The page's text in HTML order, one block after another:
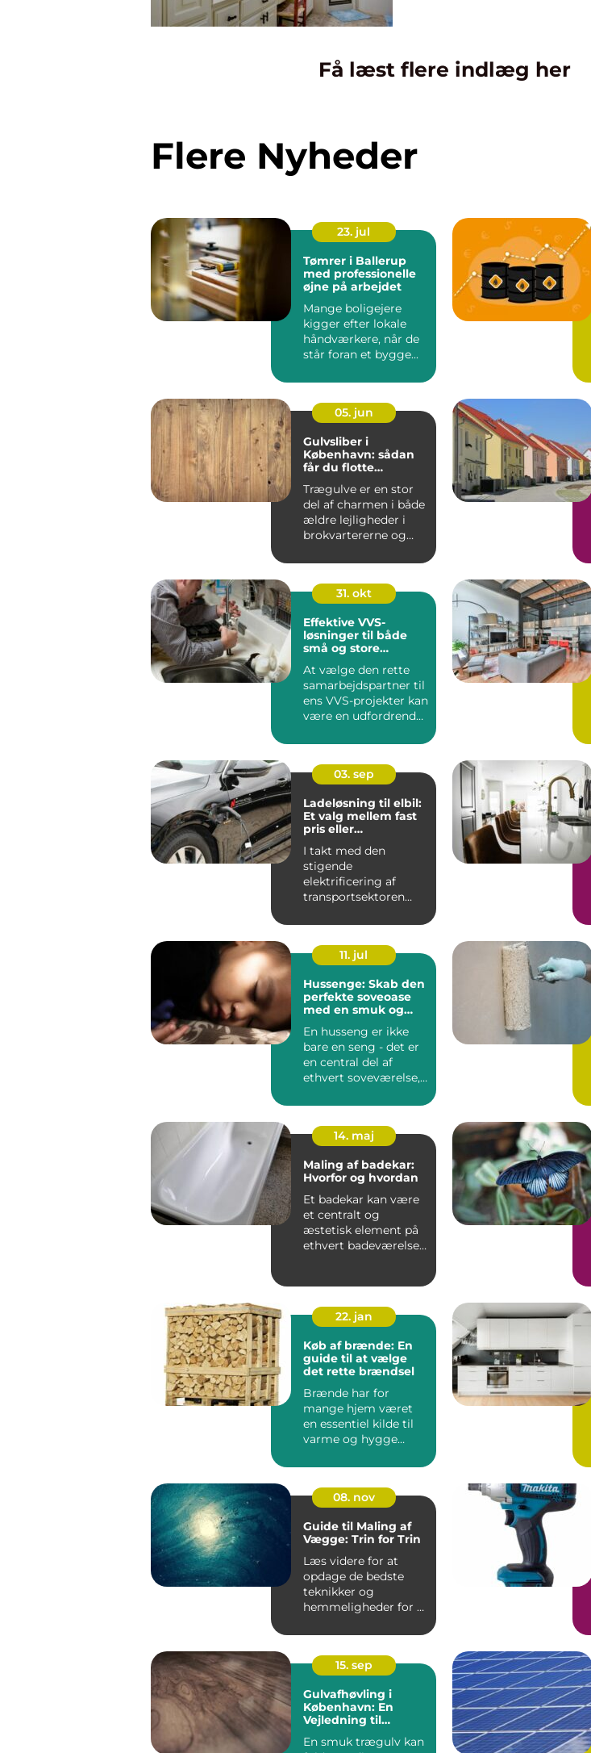
Få læst flere indlæg her
Flere Nyheder
23. jul
Tømrer i Ballerup
med professionelle
øjne på arbejdet
Mange boligejere
kigger efter lokale
håndværkere, når de
står foran et bygge...
05. jun
Gulvsliber i
København: sådan
får du flotte
Trægulve er en stor
del af charmen i både
ældre lejligheder i
brokvartererne og
31. okt
Effektive VVS-
løsninger til både
små og store
At vælge den rette
samarbejdspartner til
ens VVS-projekter kan
være en udfordrende
03. sep
Ladeløsning til elbil:
Et valg mellem fast
pris eller
I takt med den
stigende
elektrificering af
transportsektoren
intelligente og skal...
11. jul
Hussenge: Skab den
perfekte soveoase
med en smuk og
En husseng er ikke
bare en seng - det er
en central del af
ethvert soveværelse,
14. maj
Maling af badekar:
Hvorfor og hvordan
Et badekar kan være
et centralt og
æstetisk element på
ethvert badeværelse,
22. jan
Køb af brænde: En
guide til at vælge
det rette brændsel
Brænde har for
mange hjem været
en essentiel kilde til
varme og hygge
08. nov
Guide til Maling af
Vægge: Trin for Trin
Læs videre for at
opdage de bedste
teknikker og
hemmeligheder for at
se ud som ...
15. sep
Gulvafhøvling i
København: En
Vejledning til
En smuk trægulv kan